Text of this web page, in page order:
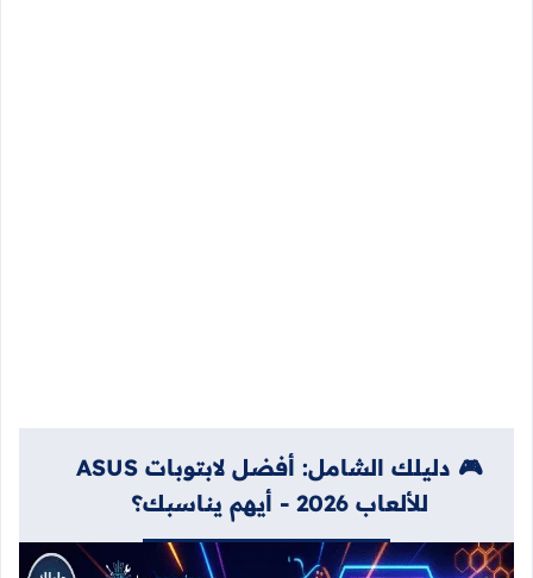
🎮 دليلك الشامل: أفضل لابتوبات ASUS
للألعاب 2026 - أيهم يناسبك؟